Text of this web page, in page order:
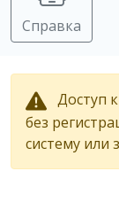
Справка
Доступ
без
систему или